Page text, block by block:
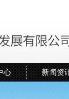
心 新闻资